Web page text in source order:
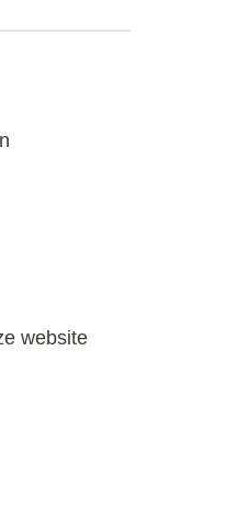
website